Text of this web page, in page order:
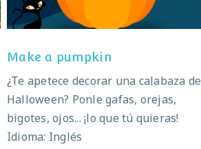
Make a pumpkin
¿Te apetece decorar una calabaza de
Halloween? Ponle gafas, orejas,
bigotes, ojos... ¡lo que tú quieras!
Idioma: Inglés